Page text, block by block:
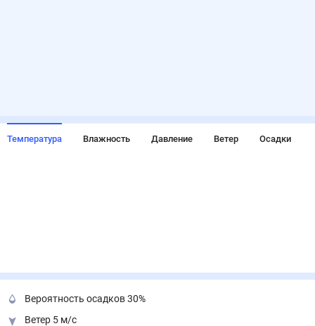
Температура Влажность Давление Ветер Осадки
Вероятность осадков 30%
Ветер 5 м/с